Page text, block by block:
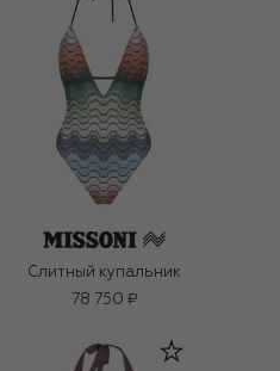
Слитный купальник
78 750 ₽